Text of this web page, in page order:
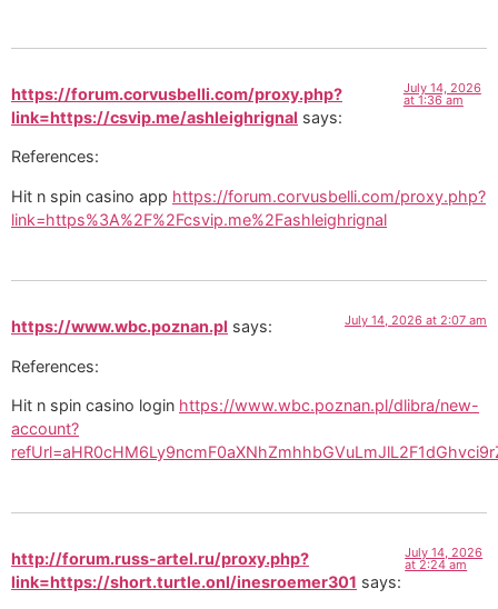
https://forum.corvusbelli.com/proxy.php?
link=https://csvip.me/ashleighrignal says:
July 14, 2026
at 1:36 am
References:
Hit n spin casino app https://forum.corvusbelli.com/proxy.php?
link=https%3A%2F%2Fcsvip.me%2Fashleighrignal
https://www.wbc.poznan.pl says: July 14, 2026 at 2:07 am
References:
Hit n spin casino login https://www.wbc.poznan.pl/dlibra/new-
account?
http://forum.russ-artel.ru/proxy.php?
link=https://short.turtle.onl/inesroemer301 says:
July 14, 2026
at 2:24 am